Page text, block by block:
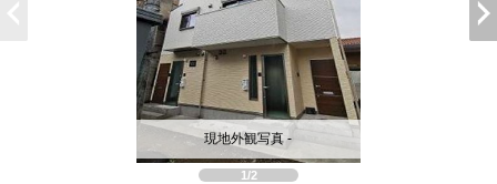
1/2
現地外観写真 -